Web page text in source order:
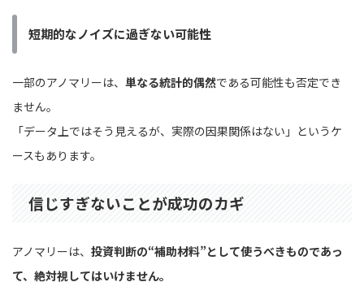
短期的なノイズに過ぎない可能性
一部のアノマリーは、 単なる統計的偶然である可能性も否定でき
ません。
「データ上ではそう見えるが、実際の因果関係はない」というケ
ースもあります。
信じすぎないことが成功のカギ
アノマリーは、 投資判断の“補助材料”として使うべきものであっ
て、絶対視してはいけません。